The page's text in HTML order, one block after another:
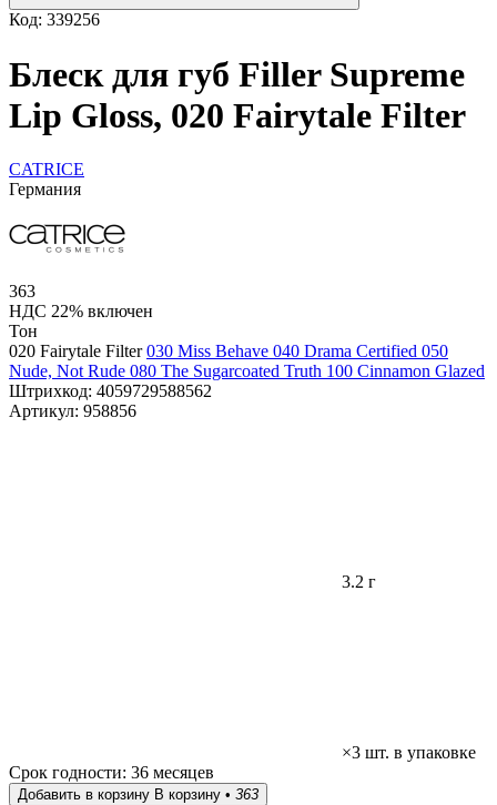
Код: 339256
Блеск для губ Filler Supreme
Lip Gloss, 020 Fairytale Filter
CATRICE
Германия
363
НДС 22% включен
Тон
020 Fairytale Filter030 Miss Behave 040 Drama Certified 050
Nude, Not Rude 080 The Sugarcoated Truth 100 Cinnamon Glazed
Штрихкод: 4059729588562
Артикул: 958856
3.2 г
×3 шт. в упаковке
Срок годности: 36 месяцев
Добавить в корзину В корзину • 363